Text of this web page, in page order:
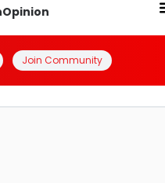
Opinion
Join Community